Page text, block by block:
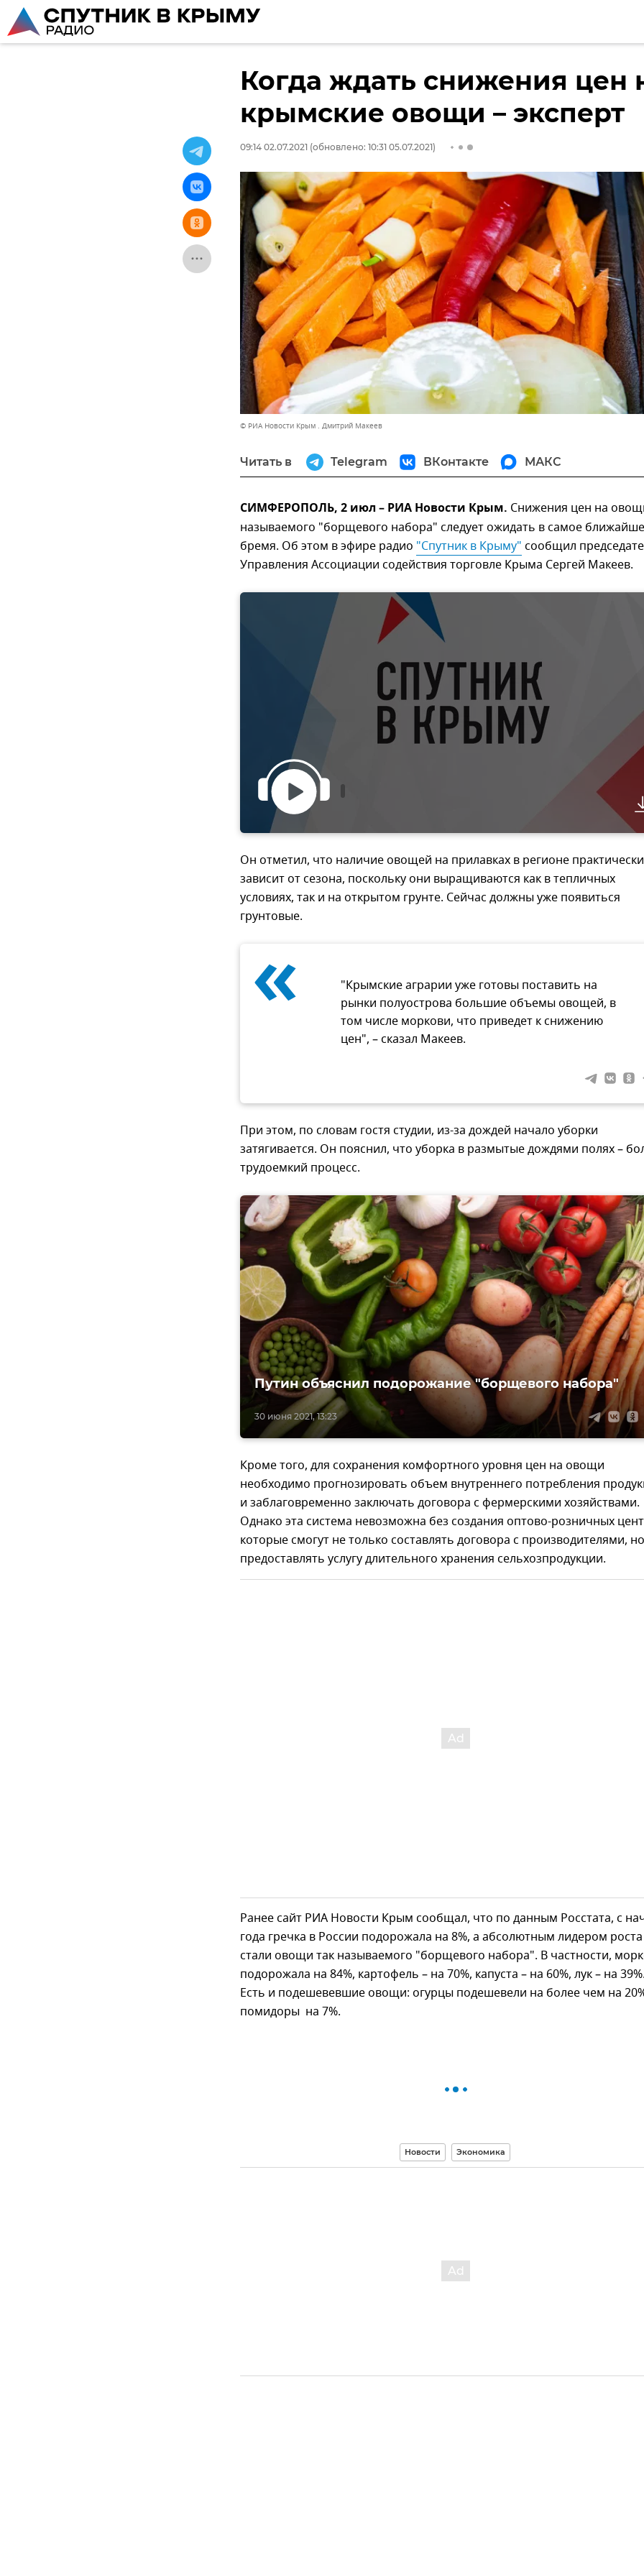
Когда ждать снижения цен
крымские овощи – эксперт
09:14 02.07.2021 (обновлено: 10:31 05.07.2021)
© РИА Новости Крым . Дмитрий Макеев
Читать в Telegram ВКонтакте МАКС
СИМФЕРОПОЛЬ, 2 июл – РИА Новости Крым. Снижения цен на
называемого "борщевого набора" следует ожидать в самое
бремя. Об этом в эфире радио "Спутник в Крыму" сообщил
Управления Ассоциации содействия торговле Крыма Сергей Макеев.
Он отметил, что наличие овощей на прилавках в регионе
зависит от сезона, поскольку они выращиваются как в тепличных
условиях, так и на открытом грунте. Сейчас должны уже появиться
грунтовые.
«
"Крымские аграрии уже готовы поставить на
рынки полуострова большие объемы овощей, в
том числе моркови, что приведет к снижению
цен", – сказал Макеев.
При этом, по словам гостя студии, из-за дождей начало уборки
затягивается. Он пояснил, что уборка в размытые дождями полях –
трудоемкий процесс.
30 июня 2021, 13:23
Путин объяснил подорожание "борщевого набора"
Кроме того, для сохранения комфортного уровня цен на овощи
необходимо прогнозировать объем внутреннего потребления
и заблаговременно заключать договора с фермерскими хозяйствами.
Однако эта система невозможна без создания оптово-розничных
которые смогут не только составлять договора с производителями,
предоставлять услугу длительного хранения сельхозпродукции.
Ранее сайт РИА Новости Крым сообщал, что по данным Росстата, с
года гречка в России подорожала на 8%, а абсолютным лидером
стали овощи так называемого "борщевого набора". В частности,
подорожала на 84%, картофель – на 70%, капуста – на 60%, лук – на
Есть и подешевевшие овощи: огурцы подешевели на более чем на
помидоры на 7%.
Новости Экономика